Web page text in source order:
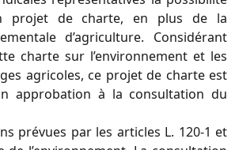
projet de charte, en plus de la
d’agriculture. Considérant
charte sur l’environnement et les
agricoles, ce projet de charte est
approbation à la consultation du
prévues par les articles L. 120-1 et